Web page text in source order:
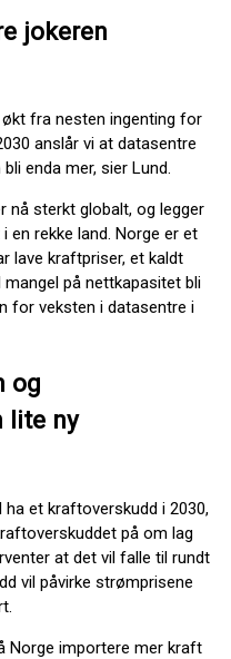
jokeren
fra nesten ingenting for
anslår vi at datasentre
enda mer, sier Lund.
nå sterkt globalt, og legger
rekke land. Norge er et
lave kraftpriser, et kaldt
på nettkapasitet bli
for veksten i datasentre i
og
lite ny
et kraftoverskudd i 2030,
på om lag
at det vil falle til rundt
vil påvirke strømprisene
Norge importere mer kraft